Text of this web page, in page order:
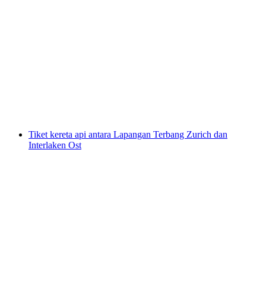
Tiket kereta api antara Lapangan Terbang Zurich dan
Interlaken Ost